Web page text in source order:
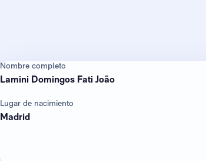
Nombre completo
Lamini Domingos Fati João
Lugar de nacimiento
Madrid